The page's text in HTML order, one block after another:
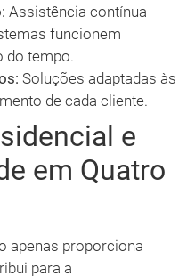
Assistência contínua
funcionem
do tempo.
Soluções adaptadas às
de cada cliente.
e
em Quatro
apenas proporciona
para a